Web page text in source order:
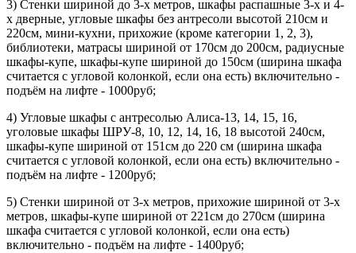
3) Стенки шириной до 3-х метров, шкафы распашные 3-х и 4-
х дверные, угловые шкафы без антресоли высотой 210см и
220см, мини-кухни, прихожие (кроме категории 1, 2, 3),
библиотеки, матрасы шириной от 170см до 200см, радиусные
шкафы-купе, шкафы-купе шириной до 150см (ширина шкафа
считается с угловой колонкой, если она есть) включительно -
подъём на лифте - 1000руб;
4) Угловые шкафы с антресолью Алиса-13, 14, 15, 16,
уголовые шкафы ШРУ-8, 10, 12, 14, 16, 18 высотой 240см,
шкафы-купе шириной от 151см до 220 см (ширина шкафа
считается с угловой колонкой, если она есть) включительно -
подъём на лифте - 1200руб;
5) Стенки шириной от 3-х метров, прихожие шириной от 3-х
метров, шкафы-купе шириной от 221см до 270см (ширина
шкафа считается с угловой колонкой, если она есть)
включительно - подъём на лифте - 1400руб;